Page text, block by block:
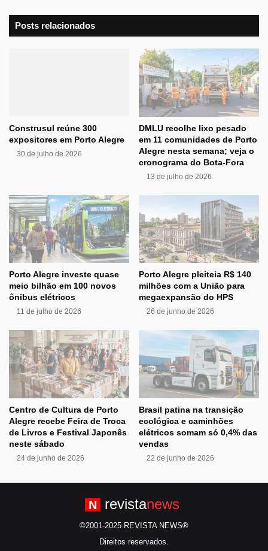
Posts relacionados
Construsul reúne 300
expositores em Porto Alegre
30 de julho de 2026
DMLU recolhe lixo pesado
em 11 comunidades de Porto
Alegre nesta semana; veja o
cronograma do Bota-Fora
13 de julho de 2026
Porto Alegre investe quase
meio bilhão em 100 novos
ônibus elétricos
11 de julho de 2026
Porto Alegre pleiteia R$ 140
milhões com a União para
megaexpansão do HPS
26 de junho de 2026
Centro de Cultura de Porto
Alegre recebe Feira de Troca
de Livros e Festival Japonês
neste sábado
24 de junho de 2026
Brasil patina na transição
ecológica e caminhões
elétricos somam só 0,4% das
vendas
22 de junho de 2026
N revistanews
©2001-2025 REVISTA NEWS®
Direitos reservados.